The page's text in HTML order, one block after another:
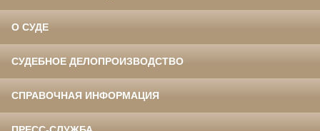
О СУДЕ
СУДЕБНОЕ ДЕЛОПРОИЗВОДСТВО
СПРАВОЧНАЯ ИНФОРМАЦИЯ